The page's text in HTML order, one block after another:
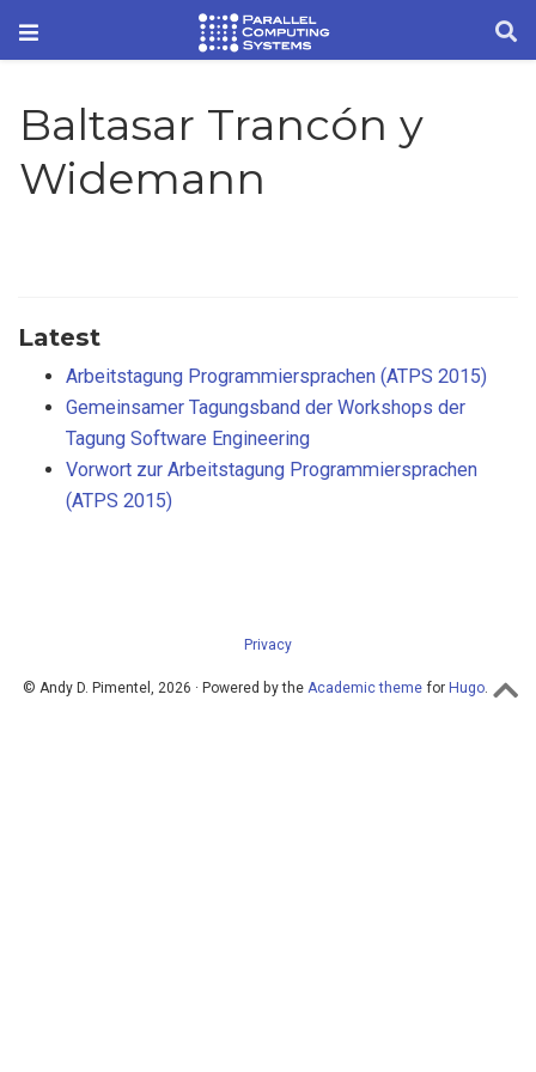
Baltasar Trancón y
Widemann
Latest
Arbeitstagung Programmiersprachen (ATPS 2015)
Gemeinsamer Tagungsband der Workshops der
Tagung Software Engineering
Vorwort zur Arbeitstagung Programmiersprachen
(ATPS 2015)
Privacy
© Andy D. Pimentel, 2026 · Powered by the Academic theme for Hugo.